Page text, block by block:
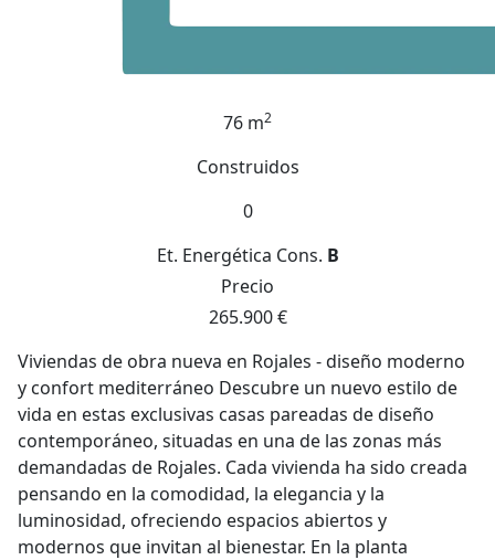
76 m2
Construidos
0
Et. Energética Cons. B
Precio
265.900 €
Viviendas de obra nueva en Rojales - diseño moderno
y confort mediterráneo Descubre un nuevo estilo de
vida en estas exclusivas casas pareadas de diseño
contemporáneo, situadas en una de las zonas más
demandadas de Rojales. Cada vivienda ha sido creada
pensando en la comodidad, la elegancia y la
luminosidad, ofreciendo espacios abiertos y
modernos que invitan al bienestar. En la planta